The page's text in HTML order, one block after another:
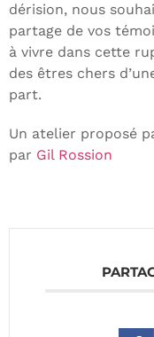
dérision, nous
partage de vos
à vivre dans cette
des êtres chers
part.
Un atelier proposé
par Gil Rossion